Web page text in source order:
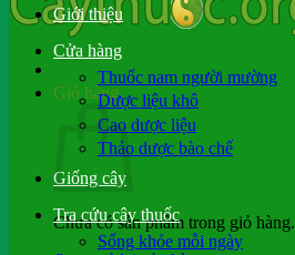
Giỏ hàng
Chưa có sản phẩm trong giỏ hàng.
Giới thiệu
Cửa hàng
Thuốc nam người mường
Dược liệu khô
Cao dược liệu
Thảo dược bào chế
Giống cây
Tra cứu cây thuốc
Sống khỏe mỗi ngày